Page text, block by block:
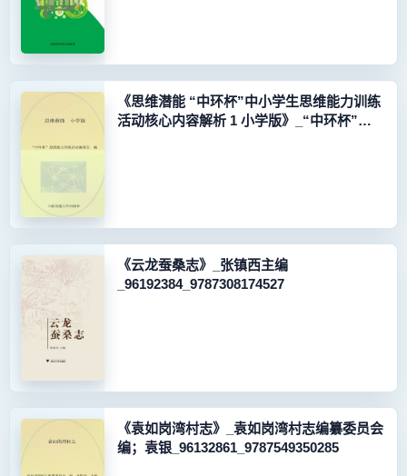
《思维潜能 “中环杯”中小学生思维能力训练
活动核心内容解析 1 小学版》_“中环杯”思
《云龙蚕桑志》_张镇西主编
_96192384_9787308174527
《袁如岗湾村志》_袁如岗湾村志编纂委员会
编；袁银_96132861_9787549350285